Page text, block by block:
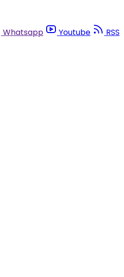
Whatsapp Youtube
RSS